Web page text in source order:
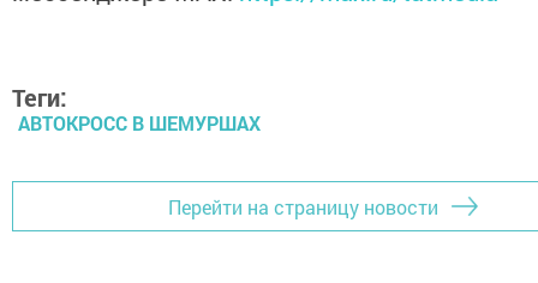
Теги:
АВТОКРОСС В ШЕМУРШАХ
Перейти на страницу новости